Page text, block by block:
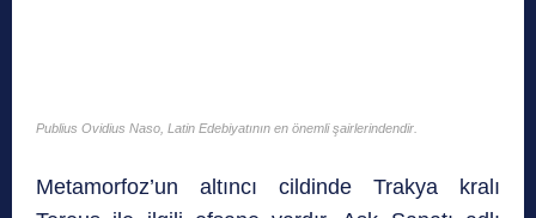
Publius Ovidius Naso, Latin Edebiyatının en önemli şairlerindendir.
Metamorfoz’un altıncı cildinde Trakya kralı